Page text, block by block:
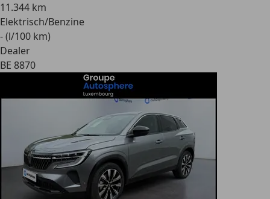
11.344 km
Elektrisch/Benzine
- (l/100 km)
Dealer
BE 8870